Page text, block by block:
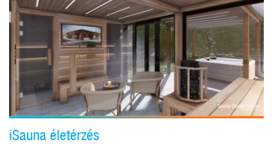
iSauna életérzés